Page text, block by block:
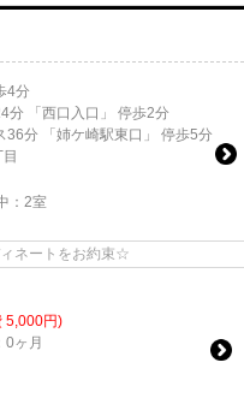
4分
分 「西口入口」 停歩2分
36分 「姉ケ崎駅東口」 停歩5分
目
： 2室
ネートをお約束☆
5,000円)
0ヶ月